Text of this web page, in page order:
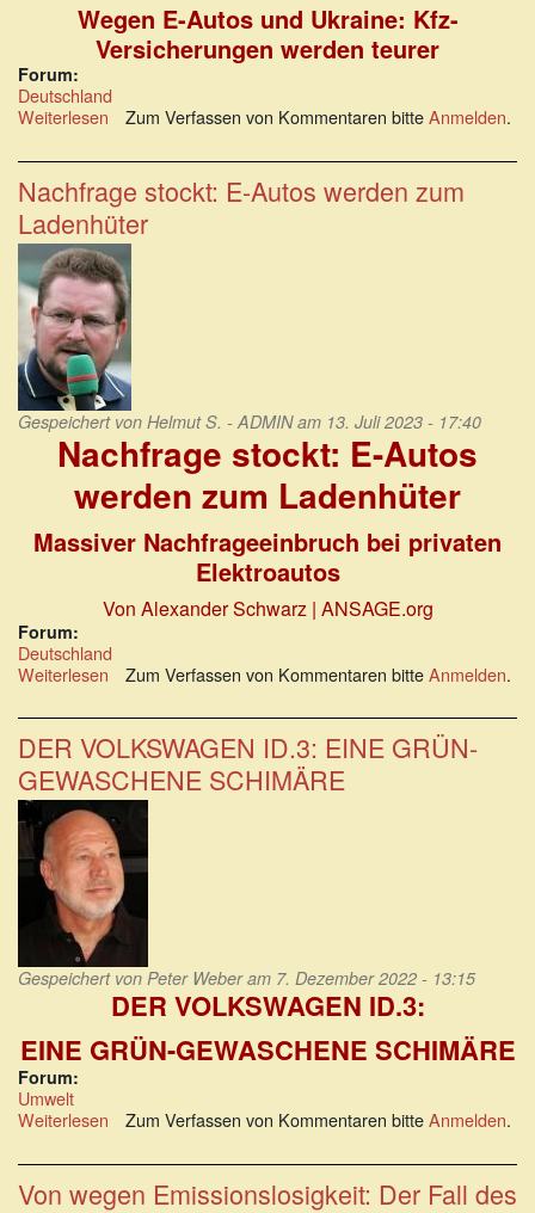
Wegen E-Autos und Ukraine: Kfz-
Versicherungen werden teurer
Forum:
Deutschland
Weiterlesen über
sind
gleich,
aber
die
Ukrainer
sind
eben
gleicher.
Zum Verfassen von Kommentaren bitteAnmelden.
Nachfrage stockt: E-Autos werden zum
Ladenhüter
Gespeichert von Helmut S. - ADMINam 13. Juli 2023 - 17:40
Nachfrage stockt: E-Autos
werden zum Ladenhüter
Massiver Nachfrageeinbruch bei privaten
Elektroautos
Von Alexander Schwarz | ANSAGE.org
Forum:
Deutschland
Weiterlesen über
stockt:
E-
Autos
werden
zum
Ladenhüter
Zum Verfassen von Kommentaren bitteAnmelden.
DER VOLKSWAGEN ID.3: EINE GRÜN-
GEWASCHENE SCHIMÄRE
Gespeichert von Peter Weberam 7. Dezember 2022 - 13:15
DER VOLKSWAGEN ID.3:
EINE GRÜN-GEWASCHENE SCHIMÄRE
Forum:
Umwelt
Weiterlesen über
VOLKSWAGEN
ID.3:
EINE
Zum Verfassen von Kommentaren bitteAnmelden.
Von wegen Emissionslosigkeit: Der Fall des